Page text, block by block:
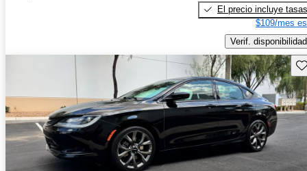
El precio incluye tasas
$109/mes
Verif. disponibilidad